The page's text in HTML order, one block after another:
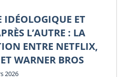
IDÉOLOGIQUE ET
L’AUTRE : LA
ENTRE NETFLIX,
WARNER BROS
2026